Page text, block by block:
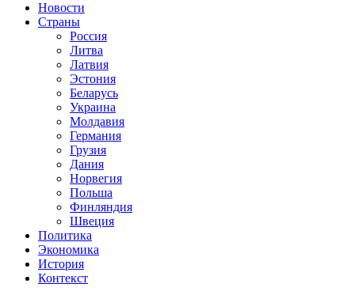
Новости
Страны
Россия
Литва
Латвия
Эстония
Беларусь
Украина
Молдавия
Германия
Грузия
Дания
Норвегия
Польша
Финляндия
Швеция
Политика
Экономика
История
Контекст